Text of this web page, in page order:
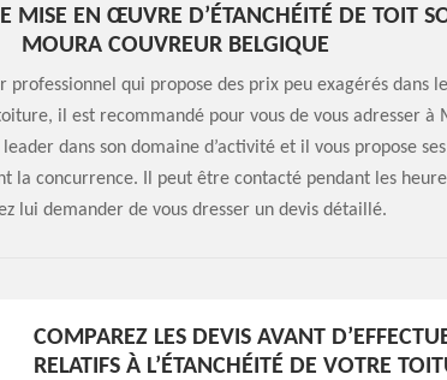
MISE EN ŒUVRE D’ÉTANCHÉITÉ DE TOIT
MOURA COUVREUR BELGIQUE
professionnel qui propose des prix peu exagérés dans
il est recommandé pour vous de vous adresser à
dans son domaine d’activité et il vous propose
la concurrence. Il peut être contacté pendant les
lui demander de vous dresser un devis détaillé.
COMPAREZ LES DEVIS AVANT
RELATIFS À L’ÉTANCHÉITÉ DE VOTRE